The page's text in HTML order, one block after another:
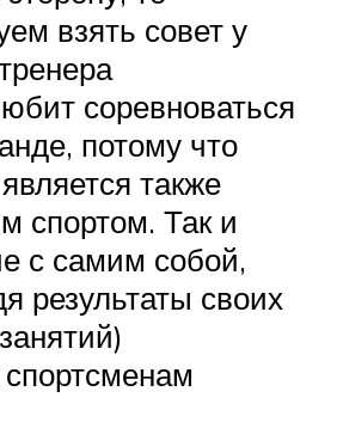
взять совет у
соревноваться
потому что
также
спортом. Так и
с самим собой,
результаты своих